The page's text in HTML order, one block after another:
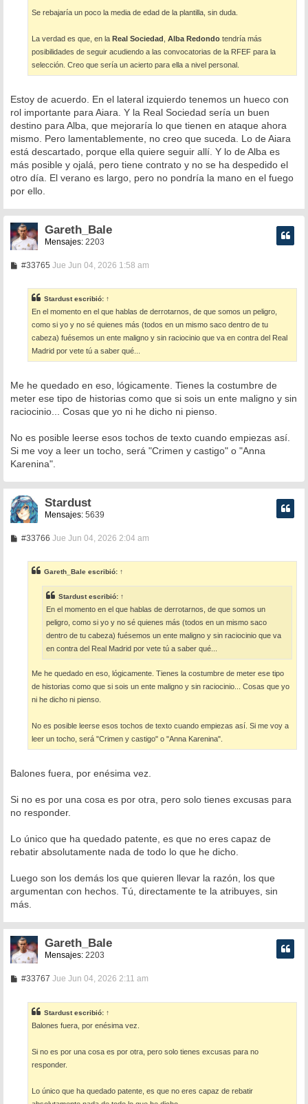
Se rebajaría un poco la media de edad de la plantilla, sin duda.
La verdad es que, en la Real Sociedad Alba Redondo tendría más
posibilidades de seguir acudiendo a las convocatorias de la RFEF para la
selección. Creo que sería un acierto para ella a nivel personal.
Estoy de acuerdo. En el lateral izquierdo tenemos un hueco con
rol importante para Aiara. Y la Real Sociedad sería un buen
destino para Alba, que mejoraría lo que tienen en ataque ahora
mismo. Pero lamentablemente, no creo que suceda. Lo de Aiara
está descartado, porque ella quiere seguir allí. Y lo de Alba es
más posible y ojalá, pero tiene contrato y no se ha despedido el
otro día. El verano es largo, pero no pondría la mano en el fuego
por ello.
Gareth_Bale
Mensajes: 2203
#33765M
a
j
e
Jue Jun 04, 2026 1:58 am
Stardustescribió: ↑
En el momento en el que hablas de derrotarnos, de que somos un peligro,
como si yo y no sé quienes más (todos en un mismo saco dentro de tu
cabeza) fuésemos un ente maligno y sin raciocinio que va en contra del Real
Madrid por vete tú a saber qué...
Me he quedado en eso, lógicamente. Tienes la costumbre de
meter ese tipo de historias como que si sois un ente maligno y sin
raciocinio... Cosas que yo ni he dicho ni pienso.
No es posible leerse esos tochos de texto cuando empiezas así.
Si me voy a leer un tocho, será "Crimen y castigo" o "Anna
Karenina".
Stardust
Mensajes: 5639
#33766M
a
j
e
Jue Jun 04, 2026 2:04 am
Gareth_Bale escribió: ↑
Stardustescribió: ↑
En el momento en el que hablas de derrotarnos, de que somos un
peligro, como si yo y no sé quienes más (todos en un mismo saco
dentro de tu cabeza) fuésemos un ente maligno y sin raciocinio que va
en contra del Real Madrid por vete tú a saber qué...
Me he quedado en eso, lógicamente. Tienes la costumbre de meter ese tipo
de historias como que si sois un ente maligno y sin raciocinio... Cosas que yo
ni he dicho ni pienso.
No es posible leerse esos tochos de texto cuando empiezas así. Si me voy a
leer un tocho, será "Crimen y castigo" o "Anna Karenina".
Balones fuera, por enésima vez.
Si no es por una cosa es por otra, pero solo tienes excusas para
no responder.
Lo único que ha quedado patente, es que no eres capaz de
rebatir absolutamente nada de todo lo que he dicho.
Luego son los demás los que quieren llevar la razón, los que
argumentan con hechos. Tú, directamente te la atribuyes, sin
más.
Gareth_Bale
Mensajes: 2203
#33767M
a
j
Jue Jun 04, 2026 2:11 am
Stardustescribió: ↑
Balones fuera, por enésima vez.
Si no es por una cosa es por otra, pero solo tienes excusas para no
responder.
Lo único que ha quedado patente, es que no eres capaz de rebatir